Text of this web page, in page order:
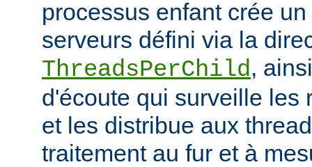
processus enfant crée
serveurs défini via la
ThreadsPerChild,
d'écoute qui surveille les
et les distribue aux
traitement au fur et à